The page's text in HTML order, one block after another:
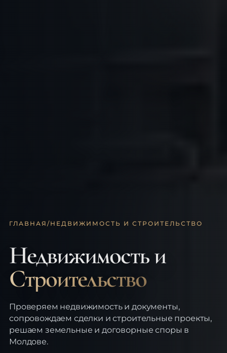
ГЛАВНАЯ /НЕДВИЖИМОСТЬ И СТРОИТЕЛЬСТВО
Недвижимость и
Строительство
Проверяем недвижимость и документы,
сопровождаем сделки и строительные проекты,
решаем земельные и договорные споры в
Молдове.